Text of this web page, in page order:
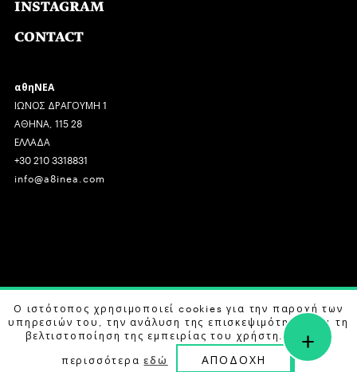
INSTAGRAM
CONTACT
αθηΝΕΑ
ΙΩΝΟΣ ΔΡΑΓΟΥΜΗ 1
ΑΘΗΝΑ, 115 28
ΕΛΛΑΔΑ
+30 210 3318831
info@a8inea.com
COPYRIGHT © 2026 αθηΝΕΑ, ALL RIGHTS RESERVED.
DESIGN BY G DESIGN STUDIO. DEVELOPED BYB LABS
Ο ιστότοπος χρησιμοποιεί cookies για την παροχή των
υπηρεσιών του, την ανάλυση της επισκεψιμότητας και τη
βελτιστοποίηση της εμπειρίας του χρήστη. Μάθετε
περισσότεραεδώ ΑΠΟΔΟΧΗ
+